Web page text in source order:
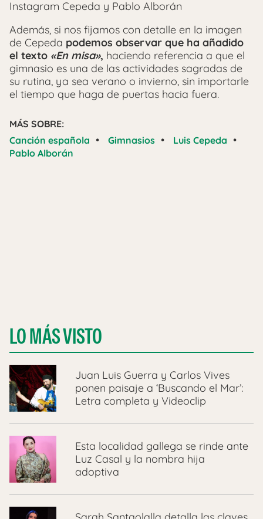
Instagram Cepeda y Pablo Alborán
Además, si nos fijamos con detalle en la imagen
de Cepeda podemos observar que ha añadido
el texto «En misa», haciendo referencia a que el
gimnasio es una de las actividades sagradas de
su rutina, ya sea verano o invierno, sin importarle
el tiempo que haga de puertas hacia fuera.
MÁS SOBRE:
Canción española • Gimnasios • Luis Cepeda •
Pablo Alborán
LO MÁS VISTO
Juan Luis Guerra y Carlos Vives
ponen paisaje a ‘Buscando el Mar’:
Letra completa y Videoclip
Esta localidad gallega se rinde ante
Luz Casal y la nombra hija
adoptiva